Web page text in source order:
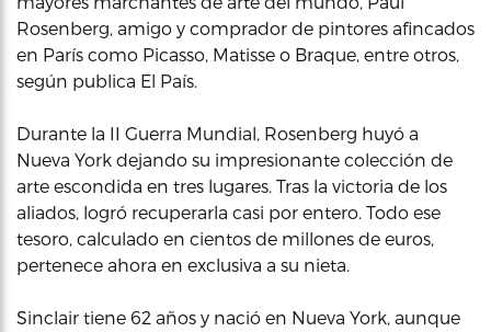
Rosenberg, amigo y comprador de pintores afincados
en París como Picasso, Matisse o Braque, entre otros,
según publica El País.
Durante la II Guerra Mundial, Rosenberg huyó a
Nueva York dejando su impresionante colección de
arte escondida en tres lugares. Tras la victoria de los
aliados, logró recuperarla casi por entero. Todo ese
tesoro, calculado en cientos de millones de euros,
pertenece ahora en exclusiva a su nieta.
Sinclair tiene 62 años y nació en Nueva York, aunque